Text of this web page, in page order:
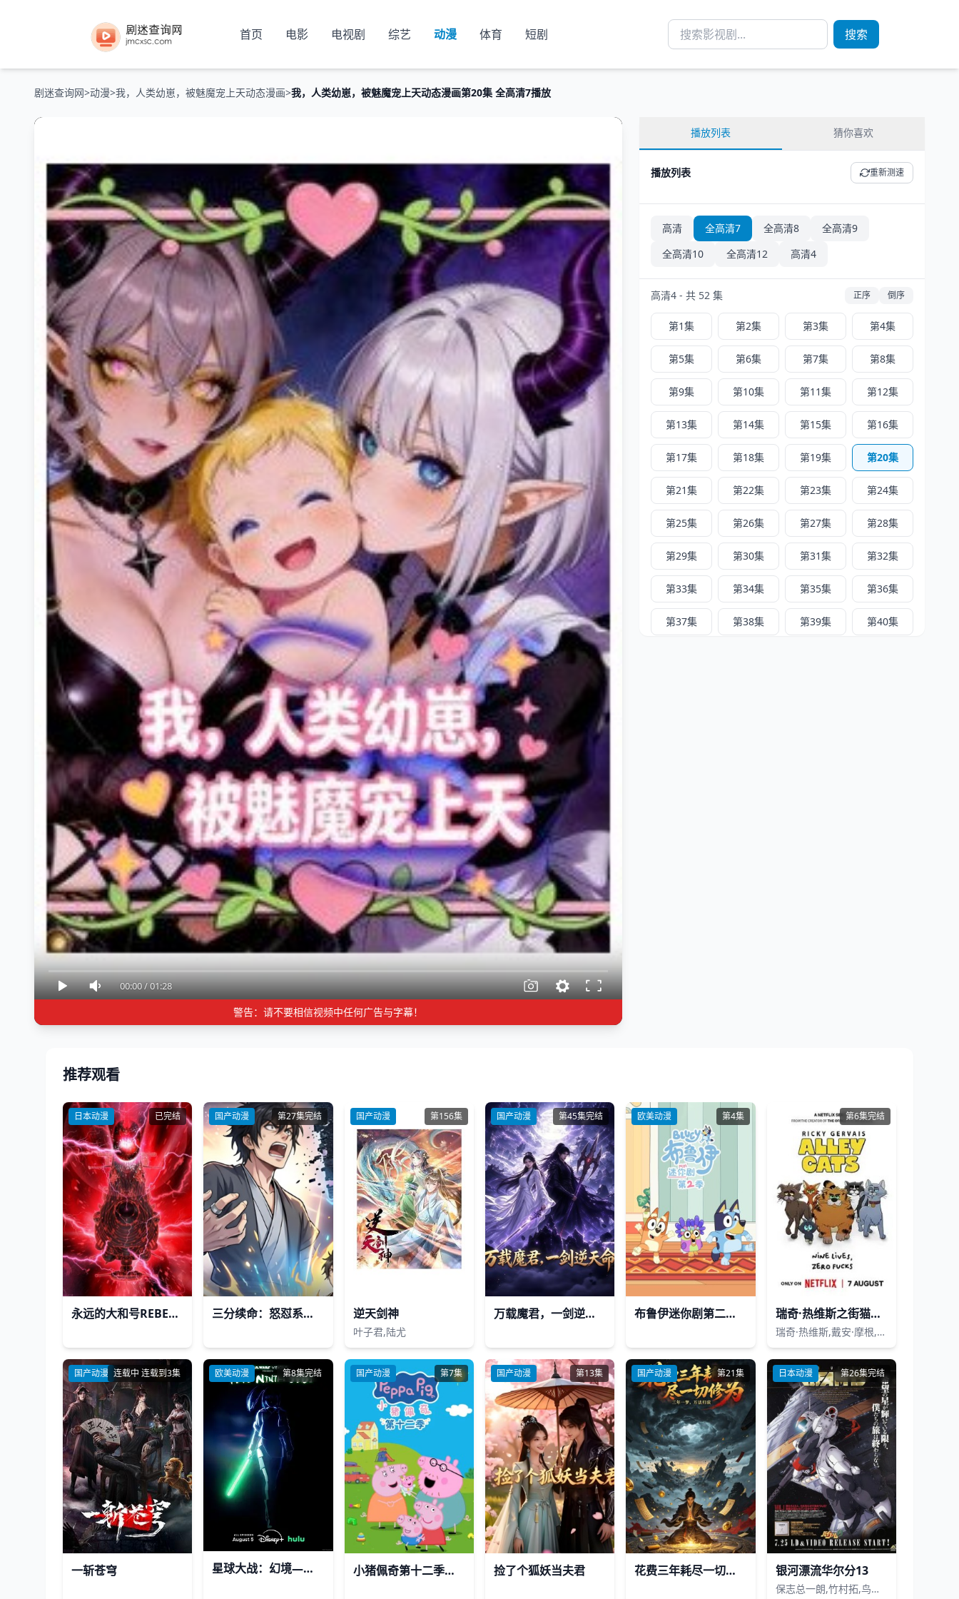
首页 电影 电视剧 综艺 动漫 体育 短剧 搜索
剧迷查询网>动漫>我，人类幼崽，被魅魔宠上天动态漫画>我，人类幼崽，被魅魔宠上天动态漫画第20集 全高清7播放
00:00/01:28
警告：请不要相信视频中任何广告与字幕！
播放列表 猜你喜欢
播放列表 重新测速
高清 全高清7 全高清8
全高清9
全高清10
全高清12 高清4
高清4 - 共 52 集 正序 倒序
第1集 第2集 第3集 第4集
第5集 第6集 第7集 第8集
第9集 第10集 第11集 第12集
第13集 第14集 第15集 第16集
第17集 第18集 第19集 第20集
第21集 第22集 第23集 第24集
第25集 第26集 第27集 第28集
第29集 第30集 第31集 第32集
第33集 第34集 第35集 第36集
第37集 第38集 第39集 第40集
推荐观看
日本动漫 已完结
永远的大和号REBEL3199第六章碧蓝迷宫
国产动漫 第27集完结
三分续命：怒怼系统，遇强则强
国产动漫 第156集
逆天剑神
叶子君,陆尤
国产动漫 第45集完结
万载魔君，一剑逆天命
欧美动漫 第4集
布鲁伊迷你剧第二季(英文版)
第6集完结
瑞奇·热维斯之街猫一族
瑞奇·热维斯,戴安·摩根,汤姆·巴斯登,大卫·厄尔,乔·哈特利,安德鲁·布鲁克
国产动漫 连载中 连载到3集
一斩苍穹
欧美动漫 第8集完结
星球大战：幻境—第九个绝地武士
国产动漫 第7集
小猪佩奇第十二季英文版
国产动漫 第13集
捡了个狐妖当夫君
国产动漫 第21集
花费三年耗尽一切修为
日本动漫 第26集完结
银河漂流华尔分13
保志总一朗,竹村拓,鸟海胜美,富永美伊奈,手冢千春,原惠理子,菊地英博,秋山照子,笠原弘子,野泽雅子,千千松幸子,佐佐木留恩,泷泽久美子,渡边美佐,川上伦子,大塚芳忠